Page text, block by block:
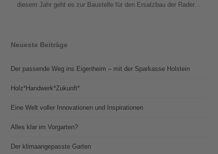
diesem Jahr geht es zur Baustelle für den Ersatzbau der Rader…
Neueste Beiträge
Der passende Weg ins Eigenheim – mit der Sparkasse Holstein
Holz*Handwerk*Zukunft*
Eine Welt voller Innovationen und Inspirationen
Alles klar im Vorgarten?
Der klimaangepasste Garten